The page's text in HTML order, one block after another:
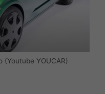
(Youtube YOUCAR)